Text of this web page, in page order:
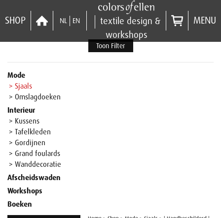
SHOP NL EN
textile design &
workshops
MENU
Toon Filter
Mode
> Sjaals
> Omslagdoeken
Interieur
> Kussens
> Tafelkleden
> Gordijnen
> Grand foulards
> Wanddecoratie
Afscheidswaden
Workshops
Boeken